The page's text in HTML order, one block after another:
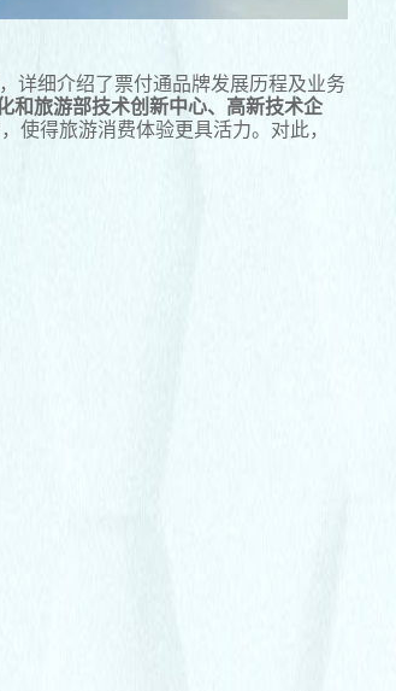
详细介绍了票付通品牌发展历程及业务
和旅游部技术创新中心、高新技术企
使得旅游消费体验更具活力。对此，